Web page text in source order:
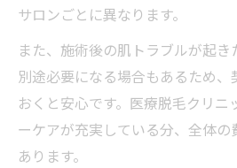
サロンごとに異なります。
また、施術後の肌トラブルが起
別途必要になる場合もあるため、
おくと安心です。医療脱毛クリニ
ーケアが充実している分、全体
あります。